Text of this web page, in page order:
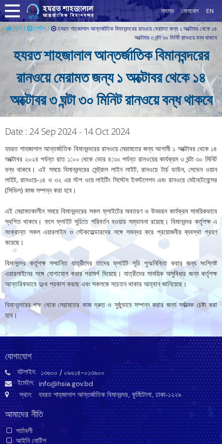
সাহায্য যোগাযোগ EN
হোম / নোটিশ /
হযরত শাহজালাল আন্তর্জাতিক বিমানবন্দরের রানওয়ে মেরামত জন্য ১ অক্টোবর থেকে ১৪
অক্টোবর ৩ ঘন্টা ৩০ মিনিট রানওয়ে বন্ধ থাকবে
হযরত শাহজালাল আন্তর্জাতিক বিমানবন্দরের
রানওয়ে মেরামত জন্য ১ অক্টোবর থেকে ১৪
অক্টোবর ৩ ঘন্টা ৩০ মিনিট রানওয়ে বন্ধ থাকবে
Date : 24 Sep 2024 - 14 Oct 2024
হযরত শাহজালাল আন্তর্জাতিক বিমানবন্দরের রানওয়ে মেরামতের জন্য আগামী ১ অক্টোবর থেকে ১৪
অক্টোবর ২০২৪ পর্যন্ত রাত ১:০০ থেকে ভোর ৪:৩০ পর্যন্ত রানওয়ের কার্যক্রম ৩ ঘন্টা ৩০ মিনিট
বন্ধ থাকবে। এই সময়ে বিমানবন্দরের সেন্ট্রাল লাইন লাইট, রানওয়ে টার্চ ডাউন, সেভেন ওয়ান
লাইট, রানওয়ে-১৪ ও ৩২ এর স্টপ ওয়ে লাইটিং সিস্টেম ইনস্টলেশন এবং রানওয়ে মেইনটেনেন্সের
(সিভিল) কাজ সম্পন্ন করা হবে।
এই মেরামতকালীন সময়ে বিমানবন্দরের সকল ফ্লাইটের অবতরণ ও উড্ডয়ন কার্যক্রম সাময়িকভাবে
স্থগিত থাকবে। ফলে ফ্লাইট সূচিতে পরিবর্তন হওয়ার সম্ভাবনা রয়েছে। বিমানবন্দর কর্তৃপক্ষ এ
সংক্রান্ত সকল এয়ারলাইন ও স্টেকহোল্ডারদের সঙ্গে সমন্বয় করে প্রয়োজনীয় ব্যবস্থা গ্রহণ
করেছে।
বিমানবন্দর কর্তৃপক্ষ সম্মানিত যাত্রীদের তাদের ফ্লাইট সূচি পুনঃনিশ্চিত করার জন্য সংশ্লিষ্ট
এয়ারলাইনের সঙ্গে যোগাযোগ করার পরামর্শ দিয়েছে। যাত্রীদের সাময়িক অসুবিধার জন্য কর্তৃপক্ষ
আন্তরিকভাবে দুঃখ প্রকাশ করছে এবং সকলকে সচেতন থাকার আহ্বান জানিয়েছে।
বিমানবন্দরের পক্ষ থেকে মেরামতের কাজ দ্রুত ও সুষ্ঠুভাবে সম্পন্ন করার জন্য সর্বাত্মক চেষ্টা করা
হবে।
যোগাযোগ
হটলাইন:১৩৬০০ / ০৯৬১৪-০১৩৬০০
ইমেইল:info@hsia.gov.bd
স্থান: হযরত শাহ্‌জালাল আন্তর্জাতিক বিমানবন্দর, কুর্মিটোলা, ঢাকা-১২২৯
আমাদের নীতি
শর্তাবলী
আইনি নোটিশ